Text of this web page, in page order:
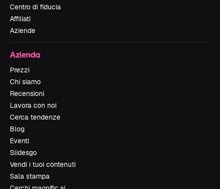
Centro di fiducia
Affiliati
Aziende
Azienda
Prezzi
Chi siamo
Recensioni
Lavora con noi
Cerca tendenze
Blog
Eventi
Slidesgo
Vendi i tuoi contenuti
Sala stampa